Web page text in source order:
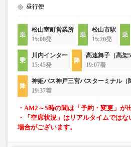
昼行便
松山室町営業所
15:00発
松山市駅
15:20発
川内インター
15:45発
高速舞子（高架
19:07着
神姫バス神戸三宮バスターミナル（
19:37着
・AM2～5時の間は「予約・変更」が
・「空席状況」はリアルタイムでは
場合がございます。